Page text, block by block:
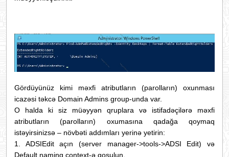
Gördüyünüz kimi məxfi atributların (parolların) oxunması
icazəsi təkcə Domain Admins group-unda var.
O halda ki siz müəyyən qruplara və istifadəçilərə məxfi
atributların (parolların) oxumasına qadağa qoymaq
istəyirsinizsə – növbəti addımları yerinə yetirin:
1. ADSIEdit açın (server manager->tools->ADSI Edit) və
Default naming context-ə qoşulun.